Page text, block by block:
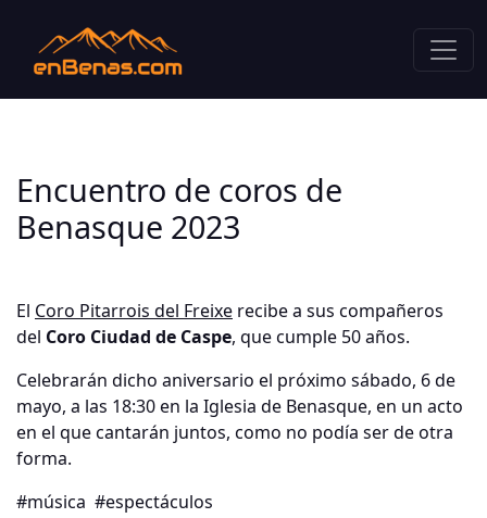
Encuentro de coros de
Benasque 2023
El Coro Pitarrois del Freixe recibe a sus compañeros
del Coro Ciudad de Caspe, que cumple 50 años.
Celebrarán dicho aniversario el próximo sábado, 6 de
mayo, a las 18:30 en la Iglesia de Benasque, en un acto
en el que cantarán juntos, como no podía ser de otra
forma.
#música #espectáculos